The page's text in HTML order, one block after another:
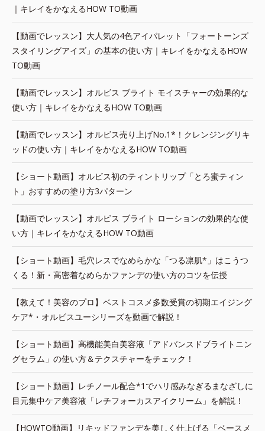
｜キレイをかなえるHOW TO動画
【動画でレッスン】大人気の4色アイパレット「フォートーンズ
スタイリングアイズ」の基本の使い方｜キレイをかなえるHOW
TO動画
【動画でレッスン】オルビス ブライト モイスチャーの効果的な
使い方｜キレイをかなえるHOW TO動画
【動画でレッスン】オルビス売り上げNo.1*！クレンジングリキ
ッドの使い方｜キレイをかなえるHOW TO動画
【ショート動画】オルビス初のティントリップ「とろ蜜ティン
ト」おすすめの塗り方3パターン
【動画でレッスン】オルビス ブライト ローションの効果的な使
い方｜キレイをかなえるHOW TO動画
【ショート動画】毛穴レスでなめらかな「つる凛肌*」はこうつ
くる！新・高密着なめらかファンデの使い方のコツを伝授
【教えて！美容のプロ】ベストコスメ多数受賞の初期エイジング
ケア*・オルビスユーシリーズを動画で解説！
【ショート動画】高機能美白美容液「アドバンスドブライトニン
グセラム」の使い方＆テクスチャーをチェック！
【ショート動画】レチノール配合*1でハリ感みなぎるまなざしに
目元集中ケア美容液「レチフォーカスアイクリーム」を解説！
【HOWTO動画】リキッドファンデを美しく仕上げる「ベースメ